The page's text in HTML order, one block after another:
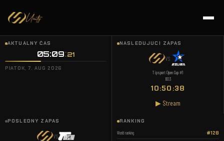
AKTUÁLNY ČAS
05:09:22
PIATOK, 7. AUG 2026
NASLEDUJÚCI ZÁPAS
VS
Tipsport Open Cup #1
BO3
10:50:37
▶ Stream
POSLEDNÝ ZÁPAS
VS
RANKING
World ranking #128